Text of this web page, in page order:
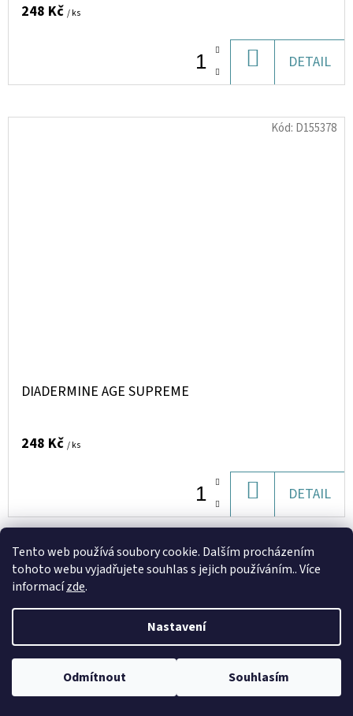
Tento web používá soubory cookie. Dalším procházením
tohoto webu vyjadřujete souhlas s jejich používáním.. Více
informacízde.
Nastavení
Odmítnout Souhlasím
248 Kč / ks
KOŠÍKU
DETAIL
DIADERMINE AGE SUPREME
248 Kč / ks
KOŠÍKU
DETAIL
Kód: D155378
Kód:D155368